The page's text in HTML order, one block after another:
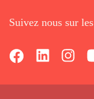
Suivez nous sur